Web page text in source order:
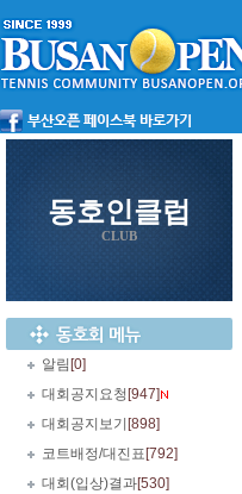
동호인클럽
CLUB
알림 [0]
대회공지요청 [947]
대회공지보기 [898]
코트배정/대진표 [792]
대회(입상)결과[530]